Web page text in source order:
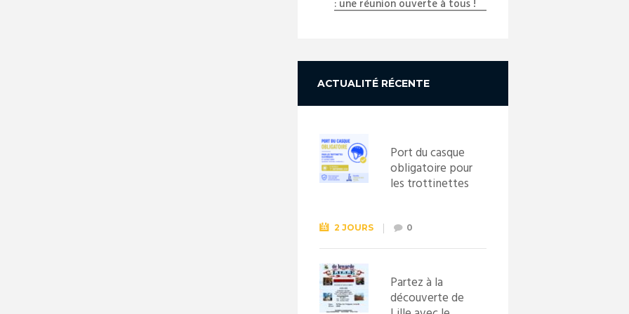
: une réunion ouverte à tous !
ACTUALITÉ RÉCENTE
Port du casque
obligatoire pour
les trottinettes
septembre
2026
2 JOURS 0
Partez à la
découverte de